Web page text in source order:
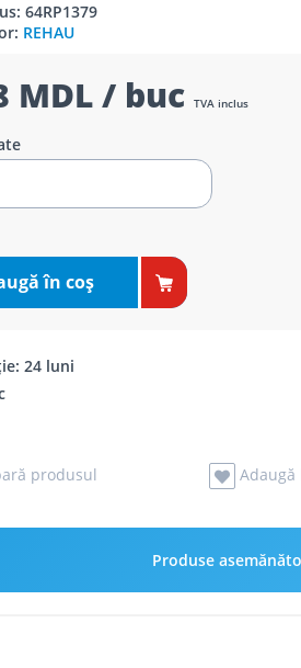
64RP1379
REHAU
MDL / buc TVA inclus
în coş
24 luni
produsul Adaugă
Produse